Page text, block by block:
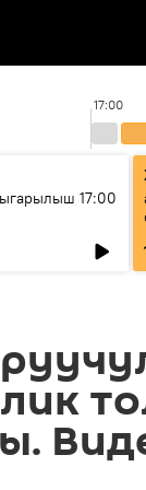
17:00
17:00